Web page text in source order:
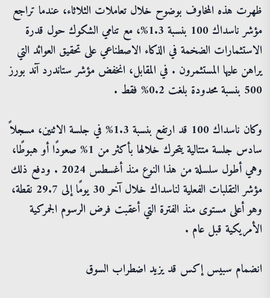
ظهرت هذه المخاوف بوضوح خلال تعاملات الثلاثاء، عندما تراجع
مؤشر ناسداك 100 بنسبة 1.3%، مع تنامي الشكوك حول قدرة
الاستثمارات الضخمة في الذكاء الاصطناعي على تحقيق العوائد التي
يراهن عليها المستثمرون . في المقابل، انخفض مؤشر ستاندرد آند بورز
500 بنسبة محدودة بلغت 0.2% فقط .
وكان ناسداك 100 قد ارتفع بنسبة 1.3% في جلسة الاثنين، مسجلاً
سادس جلسة متتالية يتحرك خلالها بأكثر من 1% صعودًا أو هبوطًا،
وهي أطول سلسلة من هذا النوع منذ أغسطس 2024 . ودفع ذلك
مؤشر التقلبات الفعلية لناسداك خلال آخر 30 يومًا إلى 29.7 نقطة،
وهو أعلى مستوى منذ الفترة التي أعقبت فرض الرسوم الجمركية
الأمريكية قبل عام .
انضمام سبيس إكس قد يزيد اضطراب السوق